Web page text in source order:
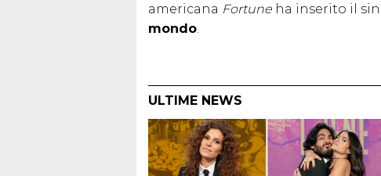
americana Fortune ha inserito il
mondo
ULTIME NEWS